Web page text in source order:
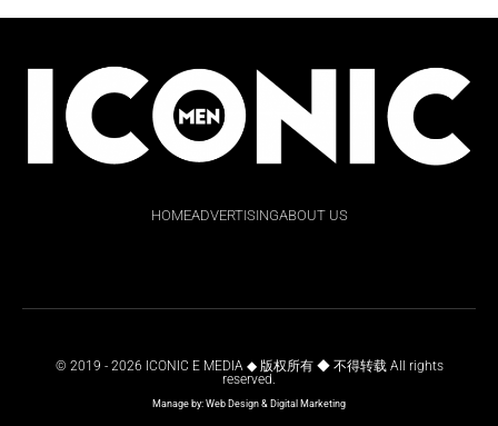
HOMEADVERTISINGABOUT US
© 2019 - 2026 ICONIC E MEDIA ◆ 版权所有 ◆ 不得转载 All rights
reserved.
Manage by: Web Design & Digital Marketing